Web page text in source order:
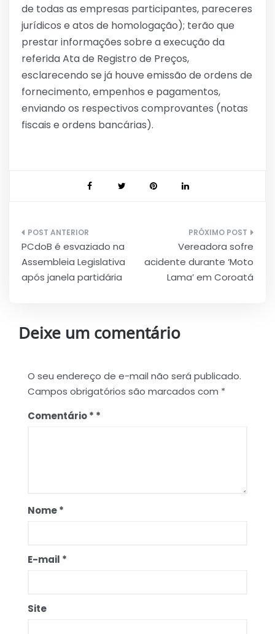
de todas as empresas participantes, pareceres
jurídicos e atos de homologação); terão que
prestar informações sobre a execução da
referida Ata de Registro de Preços,
esclarecendo se já houve emissão de ordens de
fornecimento, empenhos e pagamentos,
enviando os respectivos comprovantes (notas
fiscais e ordens bancárias).
Navegação
de
Post
PCdoB é esvaziado na
Assembleia Legislativa
após janela partidária
Vereadora sofre
acidente durante ‘Moto
Lama’ em Coroatá
Deixe um comentário
O seu endereço de e-mail não será publicado.
Campos obrigatórios são marcados com *
Comentário*
Nome*
E-mail *
Site